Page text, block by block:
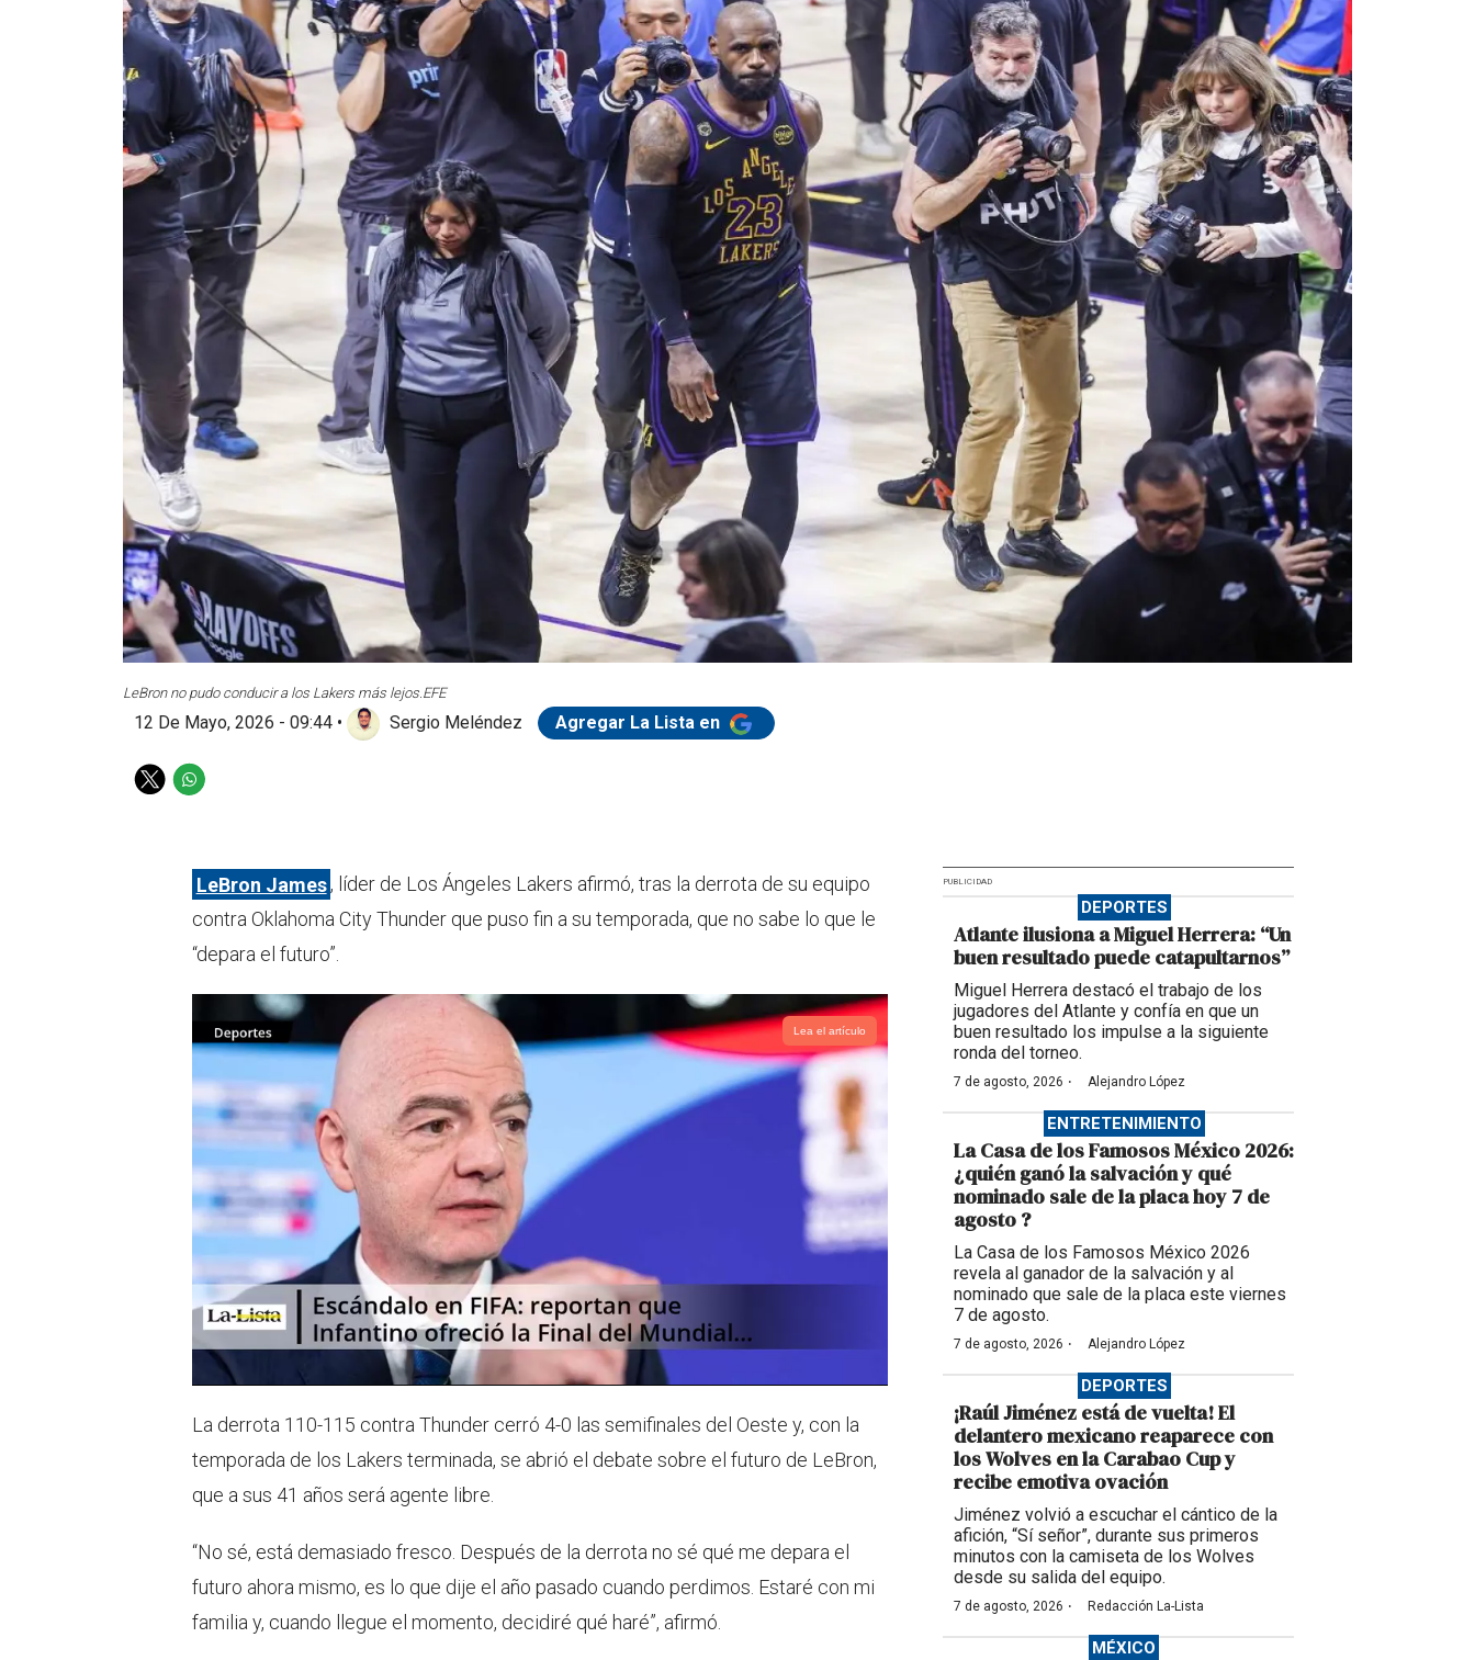
LeBron no pudo conducir a los Lakers más lejos.EFE
12 De Mayo, 2026 - 09:44 • Sergio Meléndez Agregar La Lista en
T
W
s
a
p
p
LeBron James, líder de Los Ángeles Lakers afirmó, tras la derrota de su equipo
contra Oklahoma City Thunder que puso fin a su temporada, que no sabe lo que le
“depara el futuro”.
Lea el artículo
La derrota 110-115 contra Thunder cerró 4-0 las semifinales del Oeste y, con la
temporada de los Lakers terminada, se abrió el debate sobre el futuro de LeBron,
que a sus 41 años será agente libre.
“No sé, está demasiado fresco. Después de la derrota no sé qué me depara el
futuro ahora mismo, es lo que dije el año pasado cuando perdimos. Estaré con mi
familia y, cuando llegue el momento, decidiré qué haré”, afirmó.
PUBLICIDAD
DEPORTES
Atlante ilusiona a Miguel Herrera: “Un
buen resultado puede catapultarnos”
Miguel Herrera destacó el trabajo de los
jugadores del Atlante y confía en que un
buen resultado los impulse a la siguiente
ronda del torneo.
7 de agosto, 2026 · Alejandro López
ENTRETENIMIENTO
La Casa de los Famosos México 2026:
¿quién ganó la salvación y qué
nominado sale de la placa hoy 7 de
agosto ?
La Casa de los Famosos México 2026
revela al ganador de la salvación y al
nominado que sale de la placa este viernes
7 de agosto.
7 de agosto, 2026 · Alejandro López
DEPORTES
¡Raúl Jiménez está de vuelta! El
delantero mexicano reaparece con
los Wolves en la Carabao Cup y
recibe emotiva ovación
Jiménez volvió a escuchar el cántico de la
afición, “Sí señor”, durante sus primeros
minutos con la camiseta de los Wolves
desde su salida del equipo.
7 de agosto, 2026 · Redacción La-Lista
MÉXICO